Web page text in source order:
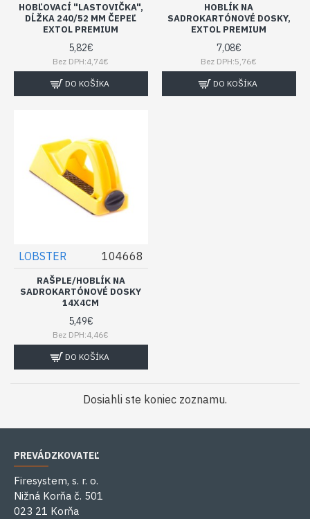
HOBĽOVACÍ "LASTOVIČKA",
DĹŽKA 240/52 MM ČEPEĽ
EXTOL PREMIUM
5,82€
Bez DPH:4,74€
DO KOŠÍKA
HOBLÍK NA
SADROKARTÓNOVÉ DOSKY,
EXTOL PREMIUM
7,08€
Bez DPH:5,76€
DO KOŠÍKA
LOBSTER 104668
RAŠPLE/HOBLÍK NA
SADROKARTÓNOVÉ DOSKY
14X4CM
5,49€
Bez DPH:4,46€
DO KOŠÍKA
Dosiahli ste koniec zoznamu.
PREVÁDZKOVATEĽ
Firesystem, s. r. o.
Nižná Korňa č. 501
023 21 Korňa